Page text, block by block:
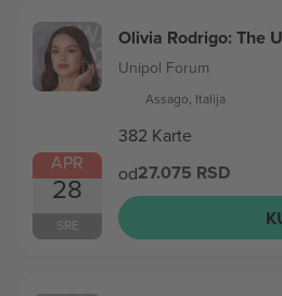
APR
28
SRE
Olivia Rodrigo: The
Unipol Forum
Assago, Italija
382 Karte
od27.075 RSD